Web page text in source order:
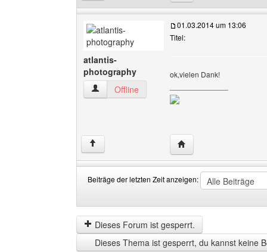
atlantis-
photography
atlantis-photography Benutzer-Profile anzeigen
Offline
01.03.2014 um 13:06
Titel:
ok,vielen Dank!
↑ Website dieses
Beiträge der letzten Zeit anzeigen:
der
letzten
Zeit
anzeigen
by
Dieses Forum ist gesperrt.
Dieses Thema ist gesperrt, du kannst keine